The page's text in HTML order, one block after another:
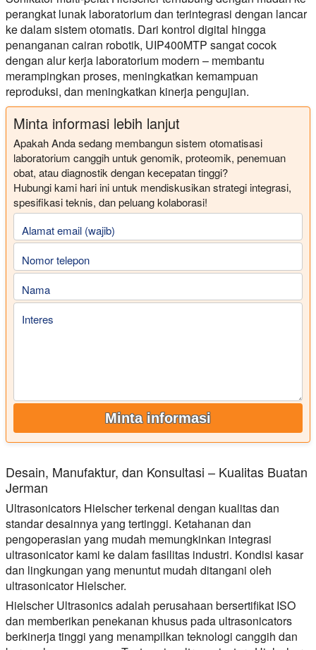
perangkat lunak laboratorium dan terintegrasi dengan lancar
ke dalam sistem otomatis. Dari kontrol digital hingga
penanganan cairan robotik, UIP400MTP sangat cocok
dengan alur kerja laboratorium modern – membantu
merampingkan proses, meningkatkan kemampuan
reproduksi, dan meningkatkan kinerja pengujian.
Minta informasi lebih lanjut
Apakah Anda sedang membangun sistem otomatisasi
laboratorium canggih untuk genomik, proteomik, penemuan
obat, atau diagnostik dengan kecepatan tinggi?
Hubungi kami hari ini untuk mendiskusikan strategi integrasi,
spesifikasi teknis, dan peluang kolaborasi!
Alamat email (wajib)
Nomor telepon
Nama
Interes
Minta informasi
Desain, Manufaktur, dan Konsultasi – Kualitas Buatan
Jerman
Ultrasonicators Hielscher terkenal dengan kualitas dan
standar desainnya yang tertinggi. Ketahanan dan
pengoperasian yang mudah memungkinkan integrasi
ultrasonicator kami ke dalam fasilitas industri. Kondisi kasar
dan lingkungan yang menuntut mudah ditangani oleh
ultrasonicator Hielscher.
Hielscher Ultrasonics adalah perusahaan bersertifikat ISO
dan memberikan penekanan khusus pada ultrasonicators
berkinerja tinggi yang menampilkan teknologi canggih dan